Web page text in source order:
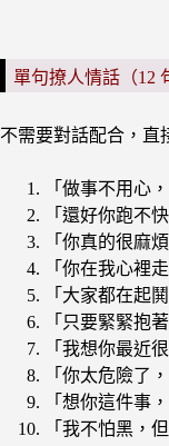
單句撩人情話（12
不需要對話配合，直
「做事不用心
「還好你跑不
「你真的很麻
「你在我心裡
「大家都在起
「只要緊緊抱
「我想你最近
「你太危險了
「想你這件事
「我不怕黑，